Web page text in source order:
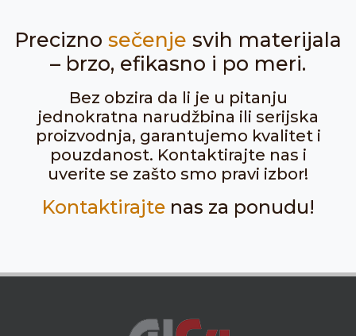
Precizno sečenje svih materijala
– brzo, efikasno i po meri.
Bez obzira da li je u pitanju
jednokratna narudžbina ili serijska
proizvodnja, garantujemo kvalitet i
pouzdanost. Kontaktirajte nas i
uverite se zašto smo pravi izbor!
Kontaktirajtenas za ponudu!